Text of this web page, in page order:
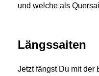
und welche als
Längssaiten
Jetzt fängst Du mit der